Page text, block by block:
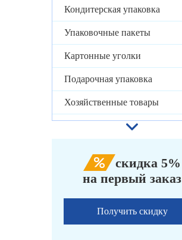
Кондитерская упаковка
Упаковочные пакеты
Картонные уголки
Подарочная упаковка
Хозяйственные товары
скидка 5%
на первый заказ
Получить скидку